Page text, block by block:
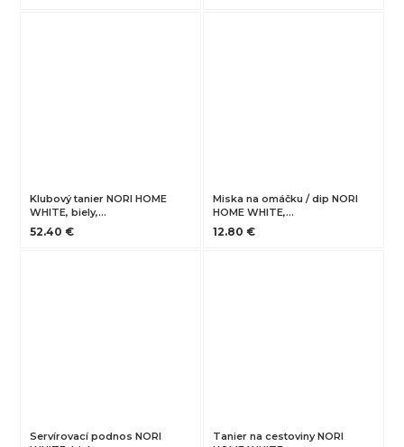
Klubový tanier NORI HOME
WHITE, biely,…
52.40 €
Miska na omáčku / dip NORI
HOME WHITE,…
12.80 €
Servírovací podnos NORI
Tanier na cestoviny NORI